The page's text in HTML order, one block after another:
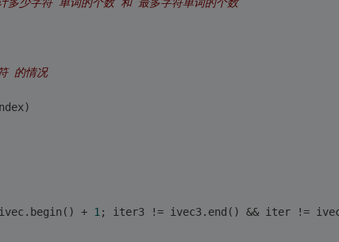
的情况
+ 1 ; iter3 != ivec3.end() && iter !=